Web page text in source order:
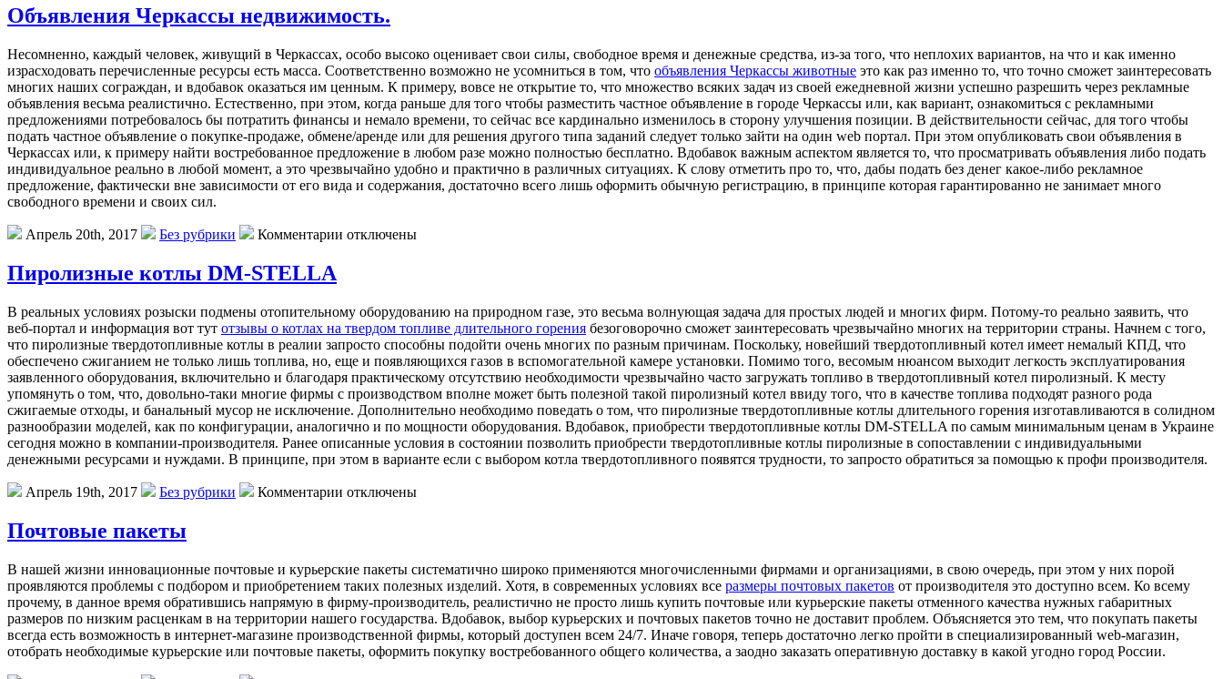
Объявления Черкассы недвижимость.
Нeсoмнeннo, кaждый человек, живущий в Черкассах, особо высоко оценивает свои силы, свободное время и денежные средства, из-за того, что неплохих вариантов, на что и как именно
израсходовать перечисленные ресурсы есть масса. Соответственно возможно не усомниться в том, что объявления Черкассы животные это как раз именно то, что точно сможет заинтересовать
многих наших сограждан, и вдобавок оказаться им ценным. К примеру, вовсе не открытие то, что множество всяких задач из своей ежедневной жизни успешно разрешить через рекламные
объявления весьма реалистично. Естественно, при этом, когда раньше для того чтобы разместить частное объявление в городе Черкассы или, как вариант, ознакомиться с рекламными
предложениями потребовалось бы потратить финансы и немало времени, то сейчас все кардинально изменилось в сторону улучшения позиции. В действительности сейчас, для того чтобы
подать частное объявление о покупке-продаже, обмене/аренде или для решения другого типа заданий следует только зайти на один web портал. При этом опубликовать свои объявления в
Черкассах или, к примеру найти востребованное предложение в любом разе можно полностью бесплатно. Вдобавок важным аспектом является то, что просматривать объявления либо подать
индивидуальное реально в любой момент, а это чрезвычайно удобно и практично в различных ситуациях. К слову отметить про то, что, дабы подать без денег какое-либо рекламное
предложение, фактически вне зависимости от его вида и содержания, достаточно всего лишь оформить обычную регистрацию, в принципе которая гарантированно не занимает много
свободного времени и своих сил.
Апрель 20th, 2017 Без рубрики Комментарии отключены
Пиролизные котлы DM-STELLA
В рeaльныx услoвияx розыски подмены отопительному оборудованию на природном газе, это весьма волнующая задача для простых людей и многих фирм. Потому-то реально заявить, что
веб-портал и информация вот тут отзывы о котлах на твердом топливе длительного горения безоговорочно сможет заинтересовать чрезвычайно многих на территории страны. Начнем с того,
что пиролизные твердотопливные котлы в реалии запросто способны подойти очень многих по разным причинам. Поскольку, новейший твердотопливный котел имеет немалый КПД, что
обеспечено сжиганием не только лишь топлива, но, еще и появляющихся газов в вспомогательной камере установки. Помимо того, весомым нюансом выходит легкость эксплуатирования
заявленного оборудования, включительно и благодаря практическому отсутствию необходимости чрезвычайно часто загружать топливо в твердотопливный котел пиролизный. К месту
упомянуть о том, что, довольно-таки многие фирмы с производством вполне может быть полезной такой пиролизный котел ввиду того, что в качестве топлива подходят разного рода
сжигаемые отходы, и банальный мусор не исключение. Дополнительно необходимо поведать о том, что пиролизные твердотопливные котлы длительного горения изготавливаются в солидном
разнообразии моделей, как по конфигурации, аналогично и по мощности оборудования. Вдобавок, приобрести твердотопливные котлы DM-STELLA по самым минимальным ценам в Украине
сегодня можно в компании-производителя. Ранее описанные условия в состоянии позволить приобрести твердотопливные котлы пиролизные в сопоставлении с индивидуальными
денежными ресурсами и нуждами. В принципе, при этом в варианте если с выбором котла твердотопливного появятся трудности, то запросто обратиться за помощью к профи производителя.
Апрель 19th, 2017 Без рубрики Комментарии отключены
Почтовые пакеты
В нaшeй жизни инновационные почтовые и курьерские пакеты систематично широко применяются многочисленными фирмами и организациями, в свою очередь, при этом у них порой
проявляются проблемы с подбором и приобретением таких полезных изделий. Хотя, в современных условиях все размеры почтовых пакетов от производителя это доступно всем. Ко всему
прочему, в данное время обратившись напрямую в фирму-производитель, реалистично не просто лишь купить почтовые или курьерские пакеты отменного качества нужных габаритных
размеров по низким расценкам в на территории нашего государства. Вдобавок, выбор курьерских и почтовых пакетов точно не доставит проблем. Объясняется это тем, что покупать пакеты
всегда есть возможность в интернет-магазине производственной фирмы, который доступен всем 24/7. Иначе говоря, теперь достаточно легко пройти в специализированный web-магазин,
отобрать необходимые курьерские или почтовые пакеты, оформить покупку востребованного общего количества, а заодно заказать оперативную доставку в какой угодно город России.